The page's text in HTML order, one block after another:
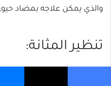
والذي يمكن علاجه بمضاد
تنظير المثانة: